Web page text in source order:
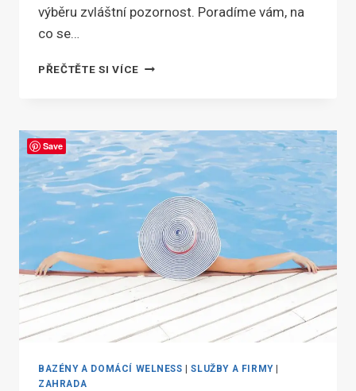
výběru zvláštní pozornost. Poradíme vám, na
co se…
PŘEČTĚTE SI VÍCEJAK
NEBO
NA
ZAHRADU?
BAZÉNY A DOMÁCÍ WELNESS |SLUŽBY A FIRMY|
ZAHRADA
Save